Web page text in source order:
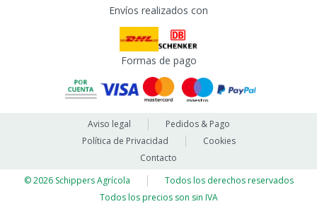
Filtro succión acero
Válvula para Greenline
Rueda Recambio Greenline
Envíos realizados con
Formas de pago
Aviso legal
Pedidos & Pago
Política de Privacidad
Cookies
Contacto
© 2026 Schippers Agrícola
Todos los derechos reservados
Todos los precios son sin IVA